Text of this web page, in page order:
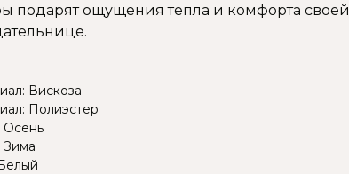
подарят ощущения тепла и комфорта своей
Вискоза
Полиэстер
Осень
Зима